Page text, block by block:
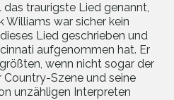
das traurigste Lied genannt,
Williams war sicher kein
Lied geschrieben und
aufgenommen hat. Er
wenn nicht sogar der
Szene und seine
unzähligen Interpreten